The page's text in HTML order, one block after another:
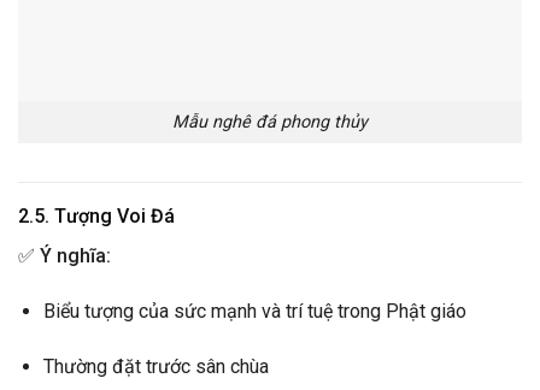
Mẫu nghê đá phong thủy
2.5. Tượng Voi Đá
✅ Ý nghĩa:
Biểu tượng của sức mạnh và trí tuệ trong Phật giáo
Thường đặt trước sân chùa